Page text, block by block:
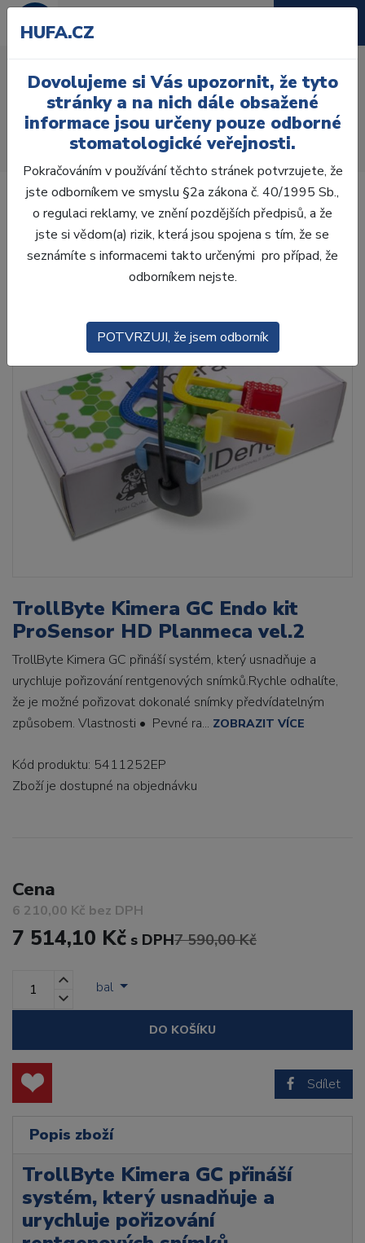
Úvod Ordinace Rentgenologie
Příslušenství
Držáky RVG senzorů
TrollByte Kimera GC Endo kit ProSensor HD
TrollByte Kimera GC Endo kit
ProSensor HD Planmeca vel.2
TrollByte Kimera GC přináší systém, který usnadňuje a
urychluje pořizování rentgenových snímků.Rychle odhalíte,
že je možné pořizovat dokonalé snímky předvídatelným
způsobem. Vlastnosti • Pevné ra... ZOBRAZIT VÍCE
Kód produktu: 5411252EP
Zboží je dostupné na objednávku
Cena
6 210,00 Kč bez DPH
7 514,10 Kč s DPH7 590,00 Kč
bal
DO KOŠÍKU
Sdílet
Popis zboží
TrollByte Kimera GC přináší
systém, který usnadňuje a
urychluje pořizování
HUFA.CZ
Dovolujeme si Vás upozornit, že tyto
stránky a na nich dále obsažené
informace jsou určeny pouze odborné
stomatologické veřejnosti.
Pokračováním v používání těchto stránek potvrzujete, že
jste odborníkem ve smyslu §2a zákona č. 40/1995 Sb.,
o regulaci reklamy, ve znění pozdějších předpisů, a že
jste si vědom(a) rizik, která jsou spojena s tím, že se
seznámíte s informacemi takto určenými pro případ, že
odborníkem nejste.
POTVRZUJI, že jsem odborník